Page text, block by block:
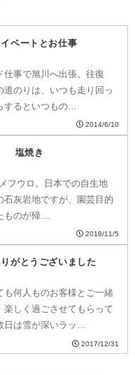
ベートとお仕事
仕事で旭川へ出張。往復
道のりは、いつも走り回っ
するといつもの…
2014/6/10
塩焼き
フウロ。日本での自生地
石灰岩地ですが、園芸目的
ものが帰…
2018/11/5
がとうございました
も何人ものお客様とご一緒
楽しく過ごさせてもらって
日は雪が深いラッ…
2017/12/31